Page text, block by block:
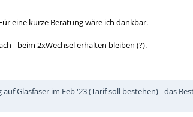
eine kurze Beratung wäre ich dankbar.
- beim 2xWechsel erhalten bleiben (?).
Glasfaser im Feb '23 (Tarif soll bestehen) - das